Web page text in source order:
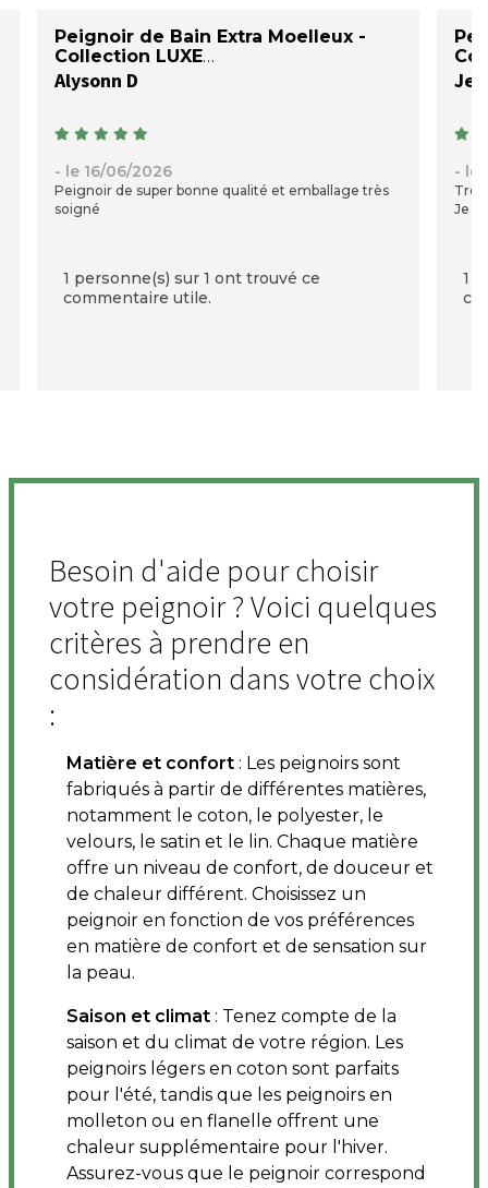
Peignoir de Bain Extra Moelleux -
Collection LUXE
Alysonn D
- le 16/06/2026
Peignoir de super bonne qualité et emballage très
soigné
1 personne(s) sur 1 ont trouvé ce
commentaire utile.
- le
Très
Je
1
Besoin d'aide pour choisir
votre peignoir ? Voici quelques
critères à prendre en
considération dans votre choix
:
Matière et confort : Les peignoirs sont
fabriqués à partir de différentes matières,
notamment le coton, le polyester, le
velours, le satin et le lin. Chaque matière
offre un niveau de confort, de douceur et
de chaleur différent. Choisissez un
peignoir en fonction de vos préférences
en matière de confort et de sensation sur
la peau.
Saison et climat : Tenez compte de la
saison et du climat de votre région. Les
peignoirs légers en coton sont parfaits
pour l'été, tandis que les peignoirs en
molleton ou en flanelle offrent une
chaleur supplémentaire pour l'hiver.
Assurez-vous que le peignoir correspond